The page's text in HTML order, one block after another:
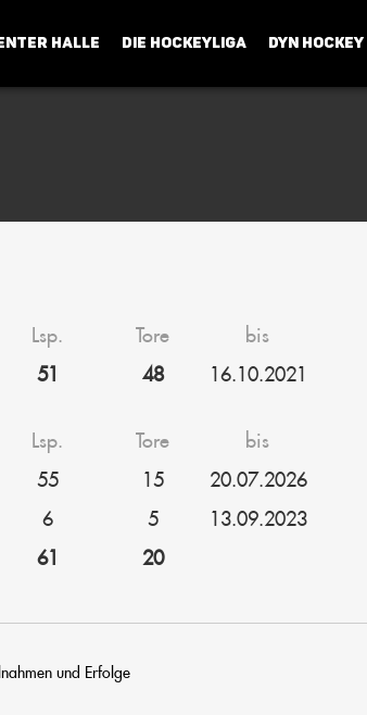
HALLE DIE HOCKEYLIGA DYN HOCKEY
Lsp. Tore
bis
51 48 16.10.2021
Lsp. Tore
bis
55 15
20.07.2026
6 5
13.09.2023
61 20
und Erfolge